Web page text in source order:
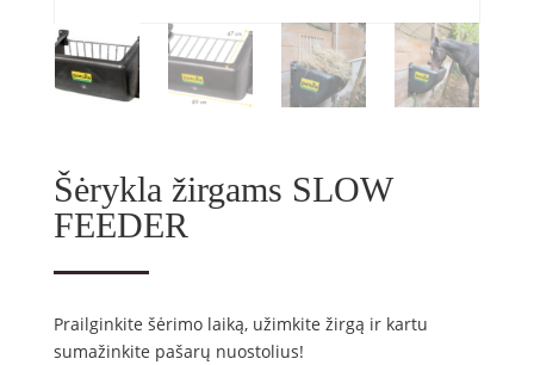
Šėrykla žirgams SLOW
FEEDER
Prailginkite šėrimo laiką, užimkite žirgą ir kartu
sumažinkite pašarų nuostolius!